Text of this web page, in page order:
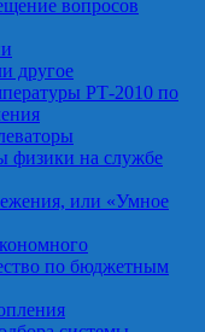
вопросов
другое
РТ-2010 по
физики на службе
или «Умное
по бюджетным